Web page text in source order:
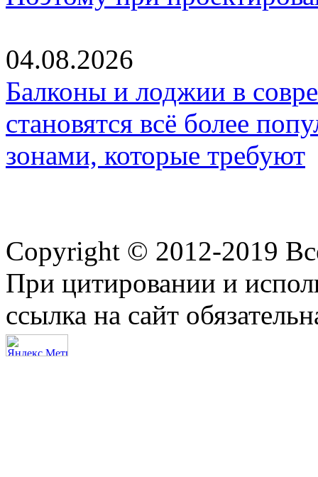
04.08.2026
Балконы и лоджии в
становятся всё более
зонами, которые требуют
Copyright © 2012-2019
При цитировании и
ссылка на сайт